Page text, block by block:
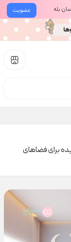
عضویت بله
برای فضاهای